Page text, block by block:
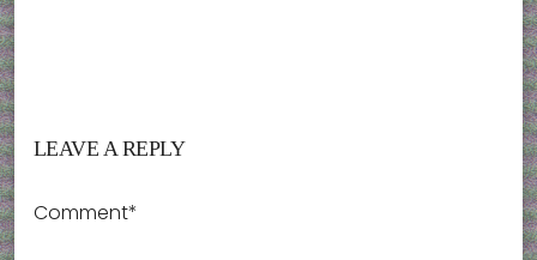
LEAVE A REPLY
Comment*